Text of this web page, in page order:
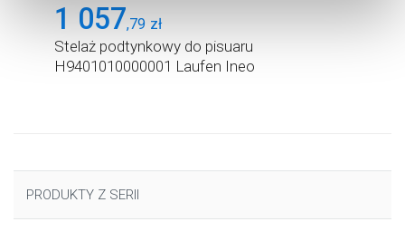
cookie, kliknij „Ustawienia plików cookie”.
uzyskać więcej informacji na temat plików cookie i tego,
dlaczego ich przepisy, przejdź do zakładu „Informacje o
1 057,79 zł
Stelaż podtynkowy do pisuaru
H9401010000001 Laufen Ineo
PRODUKTY Z SERII